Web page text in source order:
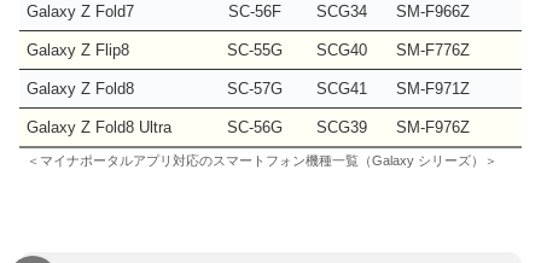
Galaxy Z Fold7 SC-56F SCG34 SM-F966Z
Galaxy Z Flip8 SC-55G SCG40 SM-F776Z
Galaxy Z Fold8 SC-57G SCG41 SM-F971Z
Galaxy Z Fold8 Ultra SC-56G SCG39 SM-F976Z
＜マイナポータルアプリ対応のスマートフォン機種一覧（Galaxy シリーズ）＞